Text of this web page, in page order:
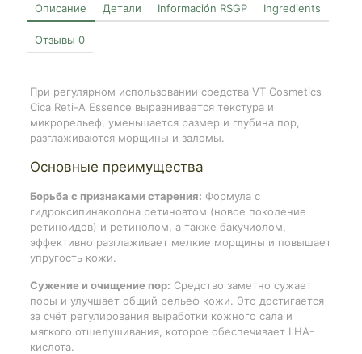
Описание Детали Información RSGP Ingredients
Отзывы 0
При регулярном использовании средства VT Cosmetics
Cica Reti-A Essence выравнивается текстура и
микрорельеф, уменьшается размер и глубина пор,
разглаживаются морщины и заломы.
Основные преимущества
Борьба с признаками старения: Формула с
гидроксипинаколона ретиноатом (новое поколение
ретиноидов) и ретинолом, а также бакучиолом,
эффективно разглаживает мелкие морщины и повышает
упругость кожи.
Сужение и очищение пор: Средство заметно сужает
поры и улучшает общий рельеф кожи. Это достигается
за счёт регулирования выработки кожного сала и
мягкого отшелушивания, которое обеспечивает LHA-
кислота.